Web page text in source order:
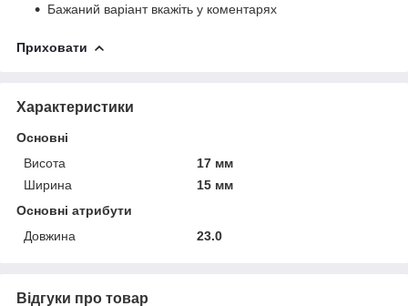
Бажаний варіант вкажіть у коментарях
Приховати
Характеристики
Основні
Висота
17 мм
Ширина
15 мм
Основні атрибути
Довжина
23.0
Відгуки про товар